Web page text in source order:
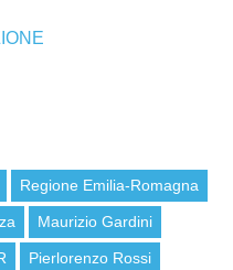
Regione Emilia-Romagna
Maurizio Gardini
Pierlorenzo Rossi